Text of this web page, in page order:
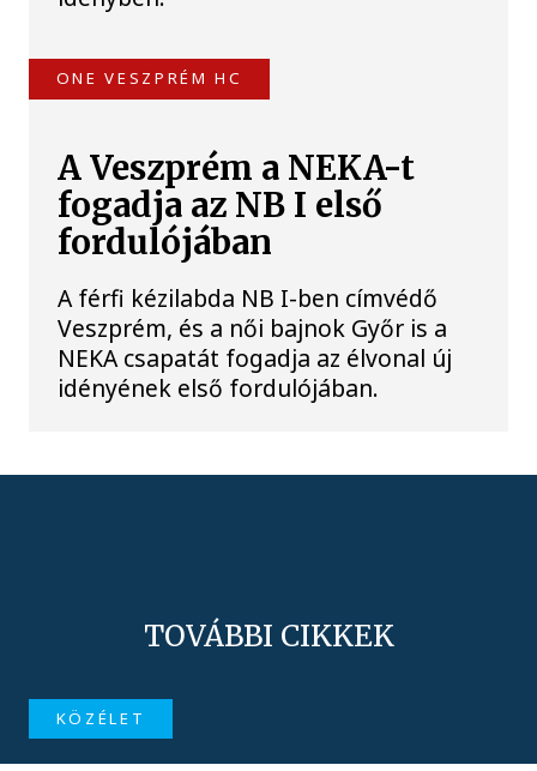
ONE VESZPRÉM HC
A Veszprém a NEKA-t
fogadja az NB I első
fordulójában
A férfi kézilabda NB I-ben címvédő
Veszprém, és a női bajnok Győr is a
NEKA csapatát fogadja az élvonal új
idényének első fordulójában.
TOVÁBBI CIKKEK
KÖZÉLET